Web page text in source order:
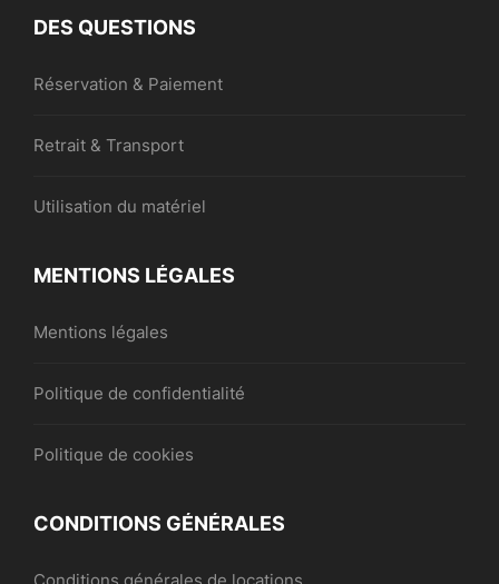
DES QUESTIONS
Réservation & Paiement
Retrait & Transport
Utilisation du matériel
MENTIONS LÉGALES
Mentions légales
Politique de confidentialité
Politique de cookies
CONDITIONS GÉNÉRALES